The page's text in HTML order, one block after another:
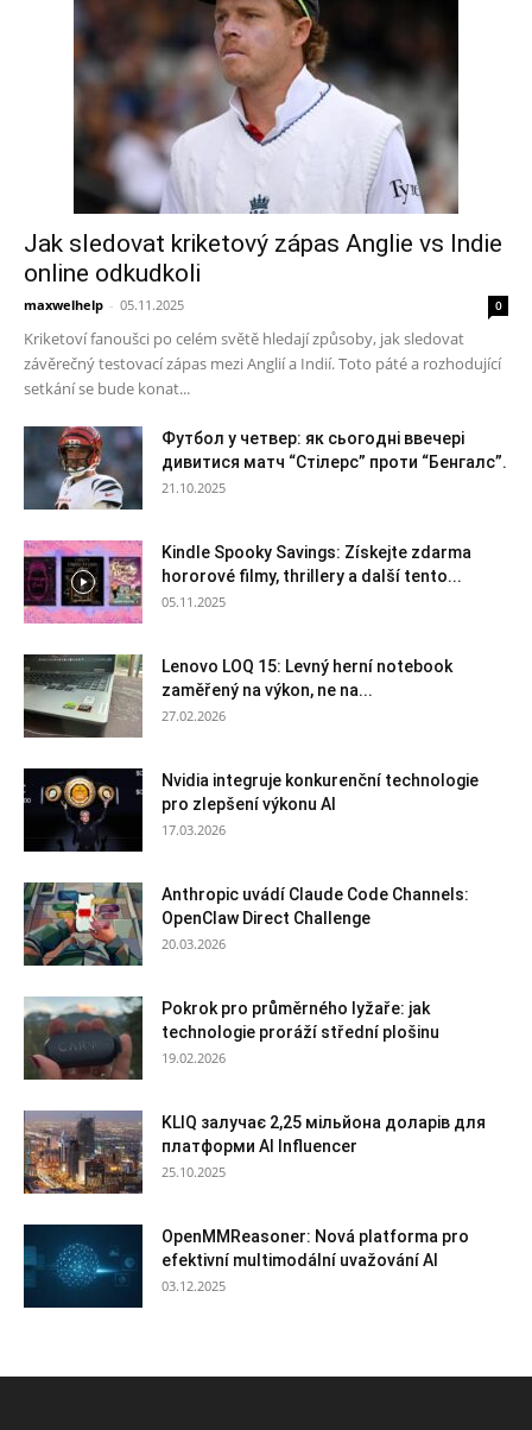
Jak sledovat kriketový zápas Anglie vs Indie
online odkudkoli
maxwelhelp - 05.11.2025 0
Kriketoví fanoušci po celém světě hledají způsoby, jak sledovat
závěrečný testovací zápas mezi Anglií a Indií. Toto páté a rozhodující
setkání se bude konat...
Футбол у четвер: як сьогодні ввечері
дивитися матч “Стілерс” проти “Бенгалс”.
21.10.2025
Kindle Spooky Savings: Získejte zdarma
hororové filmy, thrillery a další tento...
05.11.2025
Lenovo LOQ 15: Levný herní notebook
zaměřený na výkon, ne na...
27.02.2026
Nvidia integruje konkurenční technologie
pro zlepšení výkonu AI
17.03.2026
Anthropic uvádí Claude Code Channels:
OpenClaw Direct Challenge
20.03.2026
Pokrok pro průměrného lyžaře: jak
technologie proráží střední plošinu
19.02.2026
KLIQ залучає 2,25 мільйона доларів для
платформи AI Influencer
25.10.2025
OpenMMReasoner: Nová platforma pro
efektivní multimodální uvažování AI
03.12.2025